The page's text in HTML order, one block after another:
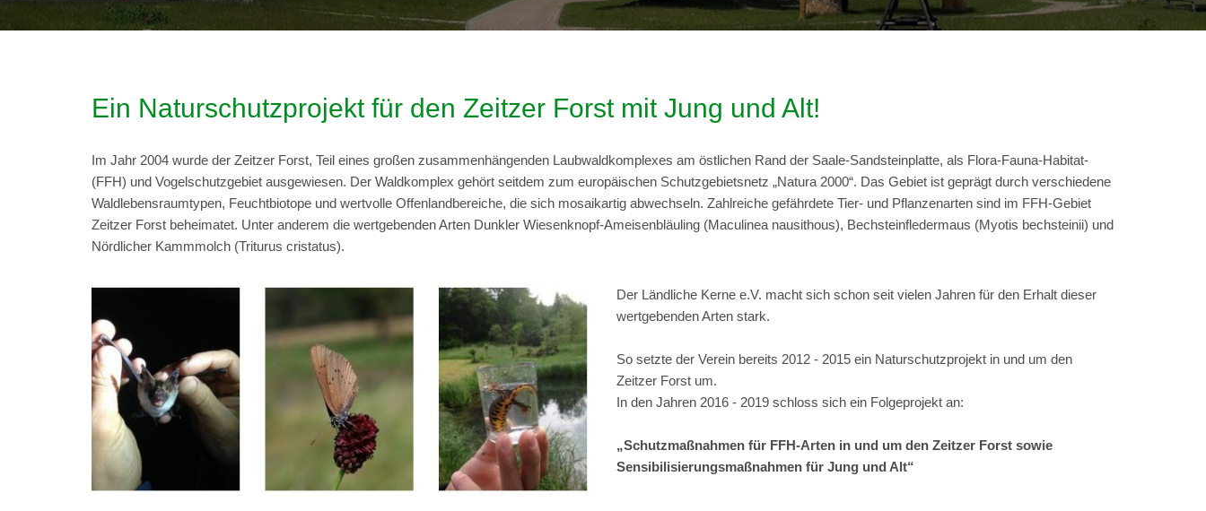
Ein Naturschutzprojekt für den Zeitzer Forst mit Jung und Alt!
Im Jahr 2004 wurde der Zeitzer Forst, Teil eines großen zusammenhängenden Laubwaldkomplexes am östlichen Rand der Saale-Sandsteinplatte, als Flora-Fauna-Habitat-
(FFH) und Vogelschutzgebiet ausgewiesen. Der Waldkomplex gehört seitdem zum europäischen Schutzgebietsnetz „Natura 2000“. Das Gebiet ist geprägt durch verschiedene
Waldlebensraumtypen, Feuchtbiotope und wertvolle Offenlandbereiche, die sich mosaikartig abwechseln. Zahlreiche gefährdete Tier- und Pflanzenarten sind im FFH-Gebiet
Zeitzer Forst beheimatet. Unter anderem die wertgebenden Arten Dunkler Wiesenknopf-Ameisenbläuling (Maculinea nausithous), Bechsteinfledermaus (Myotis bechsteinii) und
Nördlicher Kammmolch (Triturus cristatus).
Der Ländliche Kerne e.V. macht sich schon seit vielen Jahren für den Erhalt dieser
wertgebenden Arten stark.
So setzte der Verein bereits 2012 - 2015 ein Naturschutzprojekt in und um den
Zeitzer Forst um.
In den Jahren 2016 - 2019 schloss sich ein Folgeprojekt an:
„Schutzmaßnahmen für FFH-Arten in und um den Zeitzer Forst sowie
Sensibilisierungsmaßnahmen für Jung und Alt“